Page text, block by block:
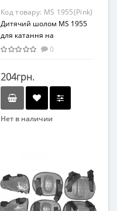
Код товару: MS 1955(Pink)
Дитячий шолом MS 1955
для катання на
велосипеді (Рожевий)
0
204грн.
Нет в наличии
Аксессуары
Материал
Комбинированный